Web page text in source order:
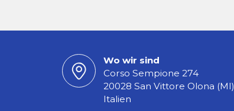
Wo wir sind
Corso Sempione 274
20028 San Vittore Olona (MI)
Italien